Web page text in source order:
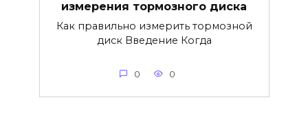
измерения тормозного диска
Как правильно измерить тормозной
диск Введение Когда
0 0